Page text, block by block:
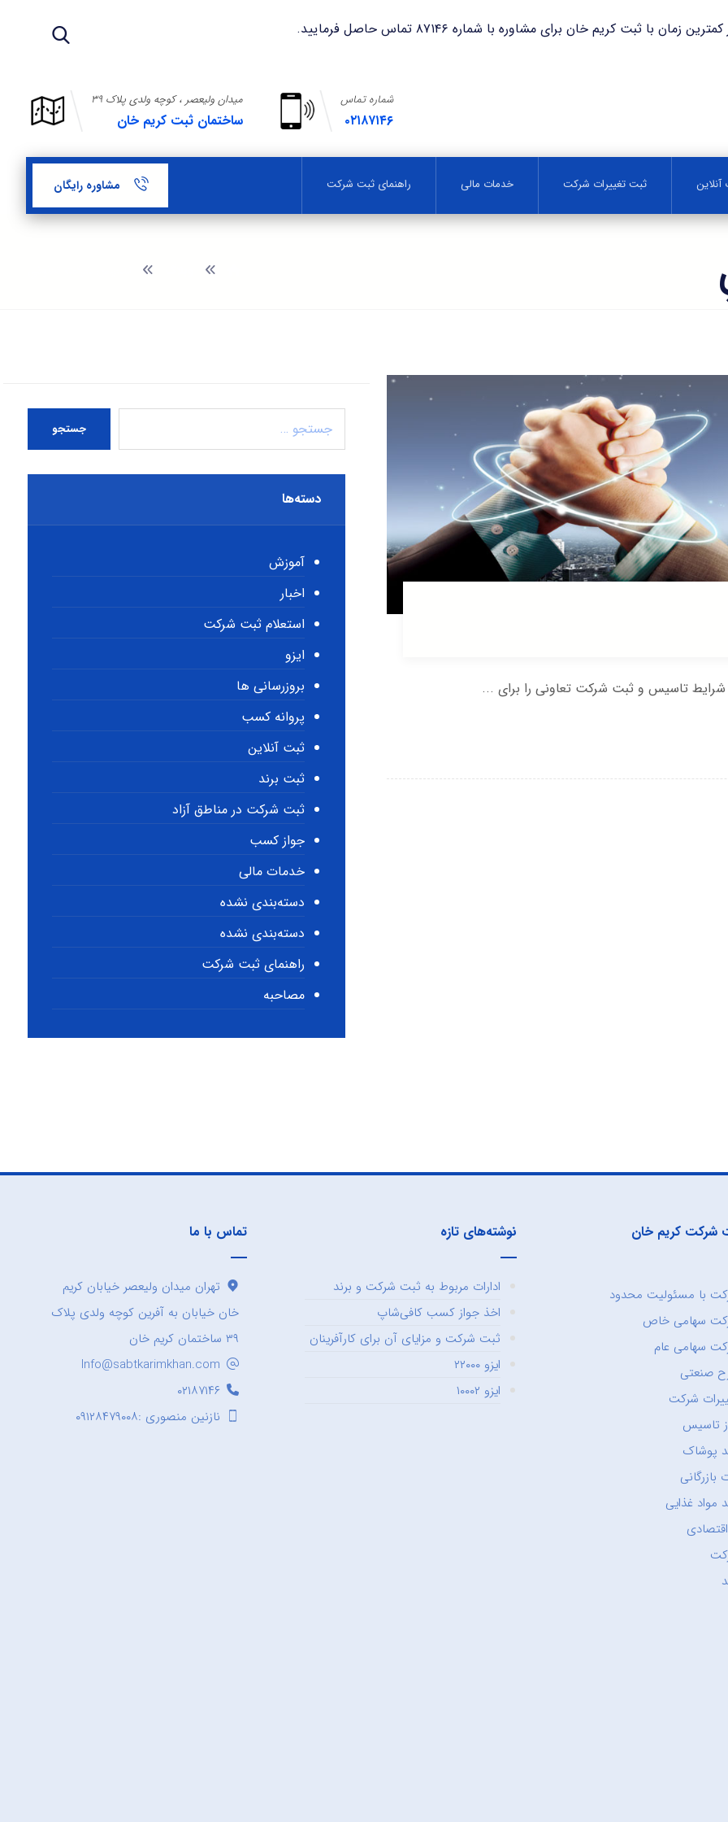
کریم خان برای مشاوره با شماره ۸۷۱۴۶ تماس حاصل فرمایید.
میدان ولیعصر ، کوچه ولدی پلاک ۳۹
ساختمان ثبت کریم خان
شماره تماس
۰۲۱۸۷۱۴۶
ثبت تغییرات شرکت خدمات مالی راهنمای ثبت شرکت مشاوره رایگان
تاسیس و ثبت شرکت تعاونی را برای ...
جستجو
دسته‌ها
آموزش
اخبار
استعلام ثبت شرکت
ایزو
بروزرسانی ها
پروانه کسب
ثبت آنلاین
ثبت برند
ثبت شرکت در مناطق آزاد
جواز کسب
خدمات مالی
دسته‌بندی نشده
دسته‌بندی نشده
راهنمای ثبت شرکت
مصاحبه
شرکت کریم خان
با مسئولیت محدود
سهامی خاص
سهامی عام
صنعتی
شرکت
تاسیس
پوشاک
بازرگانی
مواد غذایی
نوشته‌های تازه
ادارات مربوط به ثبت شرکت و برند
اخذ جواز کسب کافی‌شاپ
ثبت شرکت و مزایای آن برای کارآفرینان
ایزو ۲۲۰۰۰
ایزو ۱۰۰۰۲
تماس با ما
تهران میدان ولیعصر خیابان کریم
خان خیابان به آفرین کوچه ولدی پلاک
۳۹ ساختمان کریم خان
Info@sabtkarimkhan.com
۰۲۱۸۷۱۴۶
نازنین منصوری :۰۹۱۲۸۴۷۹۰۰۸